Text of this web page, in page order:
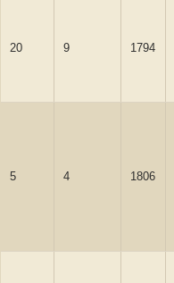
20 9 1794
5 4 1806